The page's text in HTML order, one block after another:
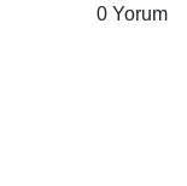
0 Yorum